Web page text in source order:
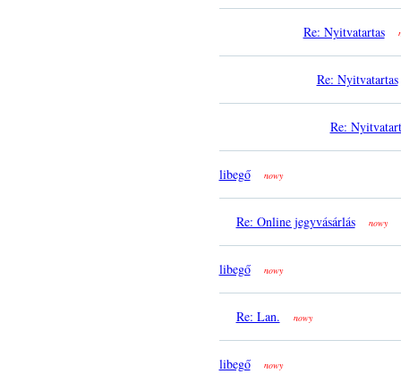
Re: Nyitvatartas
Re: Nyitvatartas
Re:
libegő nowy
Re: Online jegyvásárlás nowy
libegő nowy
Re: Lan. nowy
libegő nowy